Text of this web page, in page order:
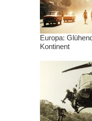
Europa:
Kontinent